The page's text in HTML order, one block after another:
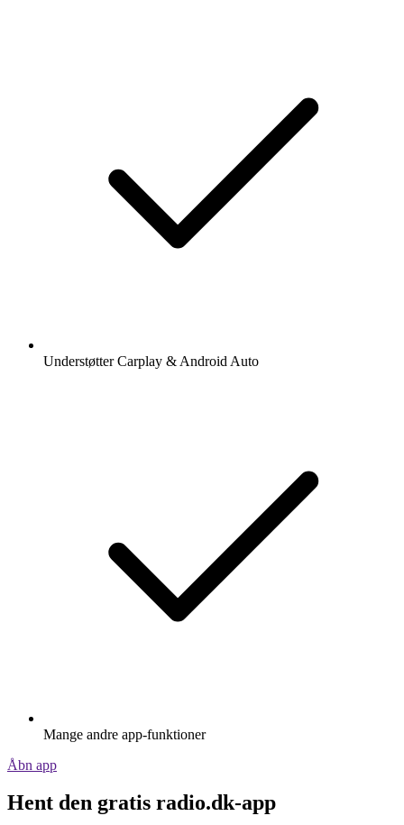
Understøtter Carplay & Android Auto
Mange andre app-funktioner
Åbn app
Hent den gratis radio.dk-app